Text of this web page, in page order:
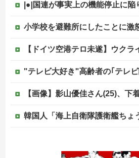
|●|国連が事実上の機能停止に陥りつつあると関係者が告白、特に役に立た
小学校を避難所にしたことに激怒した某野党幹部、僅か3文字で
【ドイツ空港テロ未遂】ウクライナ機に爆発物搭載ドローン接近→空港職員が蹴り落とす 偶然
"テレビ大好き"高齢者の｢テレ
【画像】影山優佳さん(25)、下着姿で
韓国人「海上自衛隊護衛艦ちょうかいによるトマホーク巡航ミサイルの実射試験に韓国